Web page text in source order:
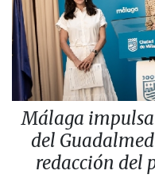
Málaga
del
redacción del